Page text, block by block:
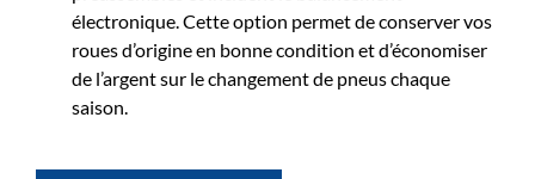
électronique. Cette option permet de conserver vos
roues d’origine en bonne condition et d’économiser
de l’argent sur le changement de pneus chaque
saison.